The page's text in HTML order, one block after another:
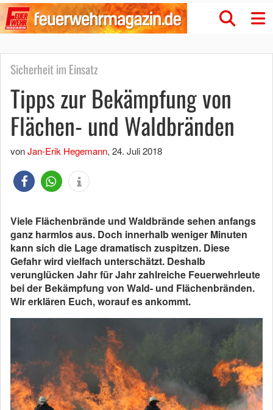
Sicherheit im Einsatz
Tipps zur Bekämpfung von
Flächen- und Waldbränden
vonJan-Erik Hegemann, 24. Juli 2018
Viele Flächenbrände und Waldbrände sehen anfangs
ganz harmlos aus. Doch innerhalb weniger Minuten
kann sich die Lage dramatisch zuspitzen. Diese
Gefahr wird vielfach unterschätzt. Deshalb
verunglücken Jahr für Jahr zahlreiche Feuerwehrleute
bei der Bekämpfung von Wald- und Flächenbränden.
Wir erklären Euch, worauf es ankommt.